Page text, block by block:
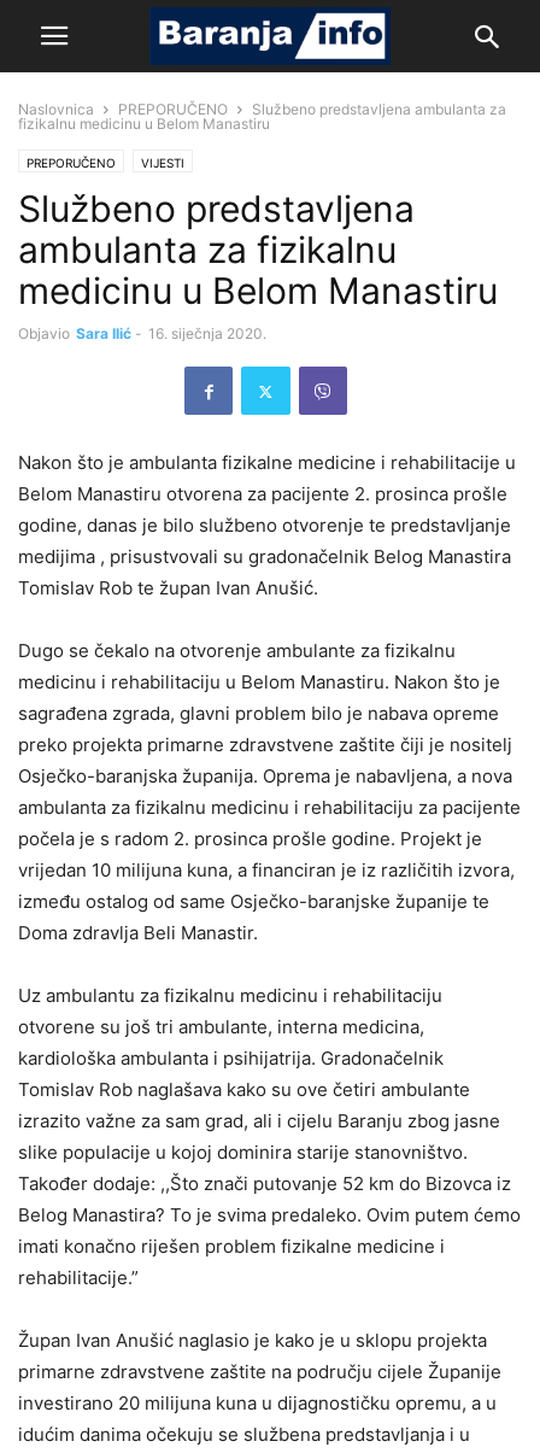
Naslovnica PREPORUČENO
Službeno predstavljena ambulanta za
fizikalnu medicinu u Belom Manastiru
PREPORUČENO VIJESTI
Službeno predstavljena
ambulanta za fizikalnu
medicinu u Belom Manastiru
Objavio Sara Ilić - 16. siječnja 2020.
Nakon što je ambulanta fizikalne medicine i rehabilitacije u
Belom Manastiru otvorena za pacijente 2. prosinca prošle
godine, danas je bilo službeno otvorenje te predstavljanje
medijima , prisustvovali su gradonačelnik Belog Manastira
Tomislav Rob te župan Ivan Anušić.
Dugo se čekalo na otvorenje ambulante za fizikalnu
medicinu i rehabilitaciju u Belom Manastiru. Nakon što je
sagrađena zgrada, glavni problem bilo je nabava opreme
preko projekta primarne zdravstvene zaštite čiji je nositelj
Osječko-baranjska županija. Oprema je nabavljena, a nova
ambulanta za fizikalnu medicinu i rehabilitaciju za pacijente
počela je s radom 2. prosinca prošle godine. Projekt je
vrijedan 10 milijuna kuna, a financiran je iz različitih izvora,
između ostalog od same Osječko-baranjske županije te
Doma zdravlja Beli Manastir.
Uz ambulantu za fizikalnu medicinu i rehabilitaciju
otvorene su još tri ambulante, interna medicina,
kardiološka ambulanta i psihijatrija. Gradonačelnik
Tomislav Rob naglašava kako su ove četiri ambulante
izrazito važne za sam grad, ali i cijelu Baranju zbog jasne
slike populacije u kojoj dominira starije stanovništvo.
Također dodaje: ,,Što znači putovanje 52 km do Bizovca iz
Belog Manastira? To je svima predaleko. Ovim putem ćemo
imati konačno riješen problem fizikalne medicine i
rehabilitacije.”
Župan Ivan Anušić naglasio je kako je u sklopu projekta
primarne zdravstvene zaštite na području cijele Županije
investirano 20 milijuna kuna u dijagnostičku opremu, a u
idućim danima očekuju se službena predstavljanja i u